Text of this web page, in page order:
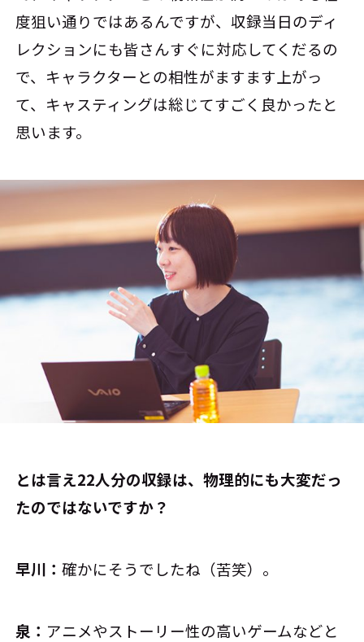
度狙い通りではあるんですが、収録当日のディ
レクションにも皆さんすぐに対応してくだるの
で、キャラクターとの相性がますます上がっ
て、キャスティングは総じてすごく良かったと
思います。
――とは言え22人分の収録は、物理的にも大変だっ
たのではないですか？
早川：確かにそうでしたね（苦笑）。
泉： アニメやストーリー性の高いゲームなどと